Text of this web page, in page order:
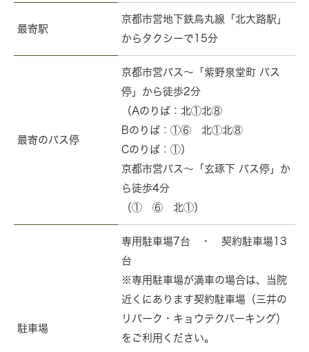
最寄駅
京都市営地下鉄烏丸線「北大路駅」
からタクシーで15分
最寄のバス停
京都市営バス～「紫野泉堂町 バス
停」から徒歩2分
（Aのりば：北①北⑧
Bのりば：①⑥ 北①北⑧
Cのりば：①）
京都市営バス～「玄琢下 バス停」か
ら徒歩4分
（① ⑥ 北①）
駐車場
専用駐車場7台 ・ 契約駐車場13
台
※専用駐車場が満車の場合は、当院
近くにあります契約駐車場（三井の
リパーク・キョウテクパーキング）
をご利用ください。